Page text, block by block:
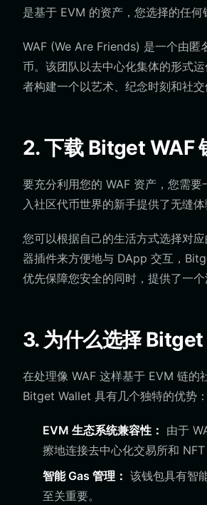
是基于 EVM 的资产，您选择的任何
WAF (We Are Friends) 是一个由匿
币。该团队以去中心化集体的形式
者构建一个以艺术、纪念时刻和社
2. 下载 Bitget WAF
要充分利用您的 WAF 资产，您需
入社区代币世界的新手提供了无缝
您可以根据自己的生活方式选择对
器插件来方便地与 DApp 交互，
优先保障您安全的同时，提供了一
3. 为什么选择 Bitget
在处理像 WAF 这样基于 EVM 链的
Bitget Wallet 具有几个独特的优势：
EVM 生态系统兼容性： 由于
擦地连接去中心化交易所和 NFT
智能 Gas 管理： 该钱包具有智
至关重要。